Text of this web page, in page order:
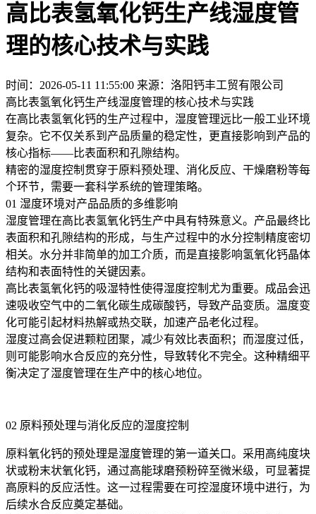
高比表氢氧化钙生产线湿度管
理的核心技术与实践
时间：2026-05-11 11:55:00 来源：洛阳钙丰工贸有限公司
高比表氢氧化钙生产线湿度管理的核心技术与实践
在高比表氢氧化钙的生产过程中，湿度管理远比一般工业环境
复杂。它不仅关系到产品质量的稳定性，更直接影响到产品的
核心指标——比表面积和孔隙结构。
精密的湿度控制贯穿于原料预处理、消化反应、干燥磨粉等每
个环节，需要一套科学系统的管理策略。
01 湿度环境对产品品质的多维影响
湿度管理在高比表氢氧化钙生产中具有特殊意义。产品最终比
表面积和孔隙结构的形成，与生产过程中的水分控制精度密切
相关。水分并非简单的加工介质，而是直接影响氢氧化钙晶体
结构和表面特性的关键因素。
高比表氢氧化钙的吸湿特性使得湿度控制尤为重要。成品会迅
速吸收空气中的二氧化碳生成碳酸钙，导致产品变质。温度变
化可能引起材料热解或热交联，加速产品老化过程。
湿度过高会促进颗粒团聚，减少有效比表面积；而湿度过低，
则可能影响水合反应的充分性，导致转化不完全。这种精细平
衡决定了湿度管理在生产中的核心地位。
02 原料预处理与消化反应的湿度控制
原料氧化钙的预处理是湿度管理的第一道关口。采用高纯度块
状或粉末状氧化钙，通过高能球磨预粉碎至微米级，可显著提
高原料的反应活性。这一过程需要在可控湿度环境中进行，为
后续水合反应奠定基础。